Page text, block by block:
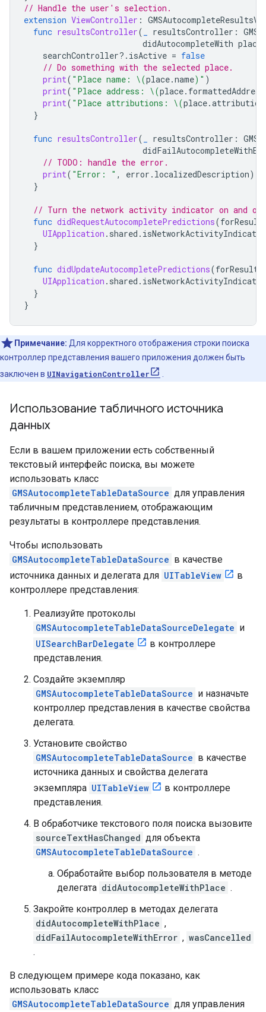
// Handle the user's selection.
extension ViewController :
func resultsController( resultsController :
didAutocompleteWith place
searchController?. isActive = false
// Do something with the selected place.
print( "Place name: \(place.name) " )
print( "Place address: \(place. formattedAddress
print( "Place attributions: \(place.
}
func resultsController( resultsController :
// TODO: handle the error.
print( "Error: " , error . localizedDescription)
}
// Turn the network activity indicator on and
func didRequestAutocompletePredictions(
UIApplication . shared .
}
func didUpdateAutocompletePredictions(
UIApplication . shared .
}
}
Примечание: Для корректного отображения строки поиска
контроллер представления вашего приложения должен быть
заключен в UINavigationController .
Использование табличного источника
данных
Если в вашем приложении есть собственный
текстовый интерфейс поиска, вы можете
использовать класс
GMSAutocompleteTableDataSource для управления
табличным представлением, отображающим
результаты в контроллере представления.
Чтобы использовать
GMSAutocompleteTableDataSource в качестве
источника данных и делегата для UITableView
в
контроллере представления:
Реализуйте протоколы
GMSAutocompleteTableDataSourceDelegate и
UISearchBarDelegate
в контроллере
представления.
Создайте экземпляр
GMSAutocompleteTableDataSource и назначьте
контроллер представления в качестве свойства
делегата.
Установите свойство
GMSAutocompleteTableDataSource в качестве
источника данных и свойства делегата
экземпляра UITableView
в контроллере
представления.
В обработчике текстового поля поиска вызовите
sourceTextHasChanged для объекта
GMSAutocompleteTableDataSource .
Обработайте выбор пользователя в методе
делегата didAutocompleteWithPlace .
Закройте контроллер в методах делегата
didAutocompleteWithPlace ,
didFailAutocompleteWithError , wasCancelled
.
В следующем примере кода показано, как
использовать класс
GMSAutocompleteTableDataSource для управления